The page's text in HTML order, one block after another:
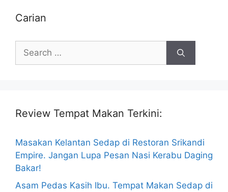
Carian
Search
for:
Review Tempat Makan Terkini:
Masakan Kelantan Sedap di Restoran Srikandi
Empire. Jangan Lupa Pesan Nasi Kerabu Daging
Bakar!
Asam Pedas Kasih Ibu. Tempat Makan Sedap di